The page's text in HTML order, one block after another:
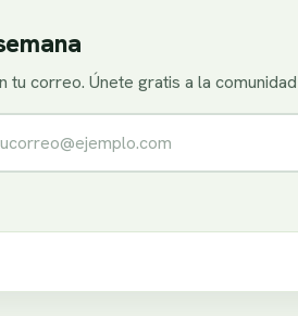
correo. Únete gratis a la
electrónico